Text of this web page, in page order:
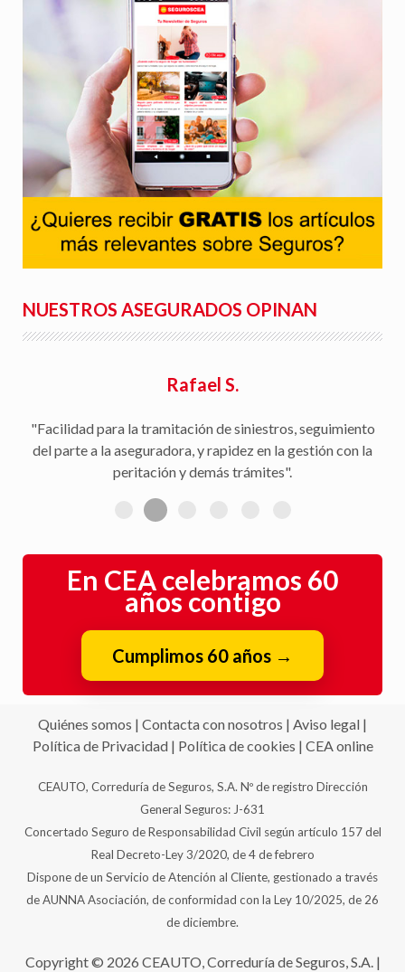
NUESTROS ASEGURADOS OPINAN
Rafael S.
"Facilidad para la tramitación de siniestros, seguimiento
del parte a la aseguradora, y rapidez en la gestión con la
peritación y demás trámites".
En CEA celebramos 60
años contigo
Cumplimos 60 años →
Quiénes somos | Contacta con nosotros | Aviso legal |
Política de Privacidad| Política de cookies | CEA online
CEAUTO, Correduría de Seguros, S.A. Nº de registro Dirección
General Seguros: J-631
Concertado Seguro de Responsabilidad Civil según artículo 157 del
Real Decreto-Ley 3/2020, de 4 de febrero
Dispone de un Servicio de Atención al Cliente, gestionado a través
de AUNNA Asociación, de conformidad con la Ley 10/2025, de 26
de diciembre.
Copyright © 2026 CEAUTO, Correduría de Seguros, S.A. |